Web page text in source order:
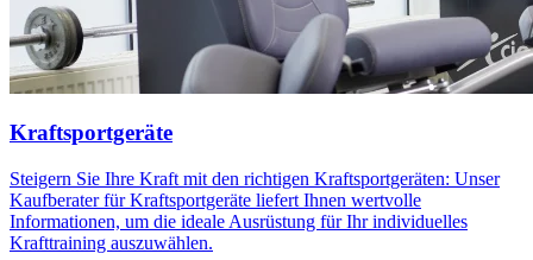
Kraftsportgeräte
Steigern Sie Ihre Kraft mit den richtigen Kraftsportgeräten: Unser
Kaufberater für Kraftsportgeräte liefert Ihnen wertvolle
Informationen, um die ideale Ausrüstung für Ihr individuelles
Krafttraining auszuwählen.